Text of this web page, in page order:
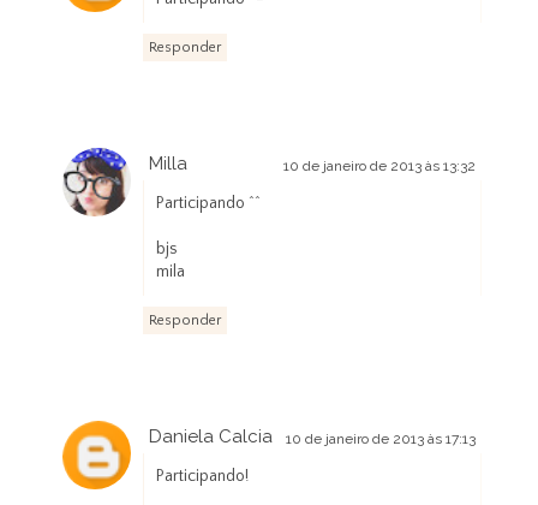
Responder
Milla 10 de janeiro de 2013 às 13:32
Participando ^^
bjs
mila
Responder
Daniela Calcia 10 de janeiro de 2013 às 17:13
Participando!